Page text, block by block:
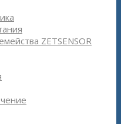
ZETSENSOR